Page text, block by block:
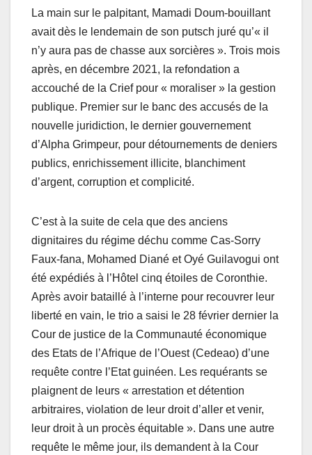
La main sur le palpitant, Mamadi Doum-bouillant
avait dès le lendemain de son putsch juré qu’« il
n’y aura pas de chasse aux sorcières ». Trois mois
après, en décembre 2021, la refondation a
accouché de la Crief pour « moraliser » la gestion
publique. Premier sur le banc des accusés de la
nouvelle juridiction, le dernier gouvernement
d’Alpha Grimpeur, pour détournements de deniers
publics, enrichissement illicite, blanchiment
d’argent, corruption et complicité.
C’est à la suite de cela que des anciens
dignitaires du régime déchu comme Cas-Sorry
Faux-fana, Mohamed Diané et Oyé Guilavogui ont
été expédiés à l’Hôtel cinq étoiles de Coronthie.
Après avoir bataillé à l’interne pour recouvrer leur
liberté en vain, le trio a saisi le 28 février dernier la
Cour de justice de la Communauté économique
des Etats de l’Afrique de l’Ouest (Cedeao) d’une
requête contre l’Etat guinéen. Les requérants se
plaignent de leurs « arrestation et détention
arbitraires, violation de leur droit d’aller et venir,
leur droit à un procès équitable ». Dans une autre
requête le même jour, ils demandent à la Cour